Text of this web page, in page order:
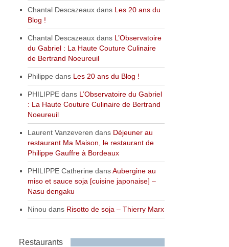
Chantal Descazeaux dans Les 20 ans du
Blog !
Chantal Descazeaux dans L’Observatoire
du Gabriel : La Haute Couture Culinaire
de Bertrand Noeureuil
Philippe dans Les 20 ans du Blog !
PHILIPPE dans L’Observatoire du Gabriel
: La Haute Couture Culinaire de Bertrand
Noeureuil
Laurent Vanzeveren dans Déjeuner au
restaurant Ma Maison, le restaurant de
Philippe Gauffre à Bordeaux
PHILIPPE Catherine dansAubergine au
miso et sauce soja [cuisine japonaise] –
Nasu dengaku
Ninou dans Risotto de soja – Thierry Marx
Restaurants